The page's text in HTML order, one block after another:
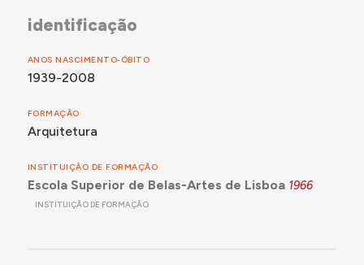
identificação
ANOS NASCIMENTO-ÓBITO
1939-2008
FORMAÇÃO
Arquitetura
INSTITUIÇÃO DE FORMAÇÃO
Escola Superior de Belas-Artes de Lisboa 1966
INSTITUIÇÃO DE FORMAÇÃO